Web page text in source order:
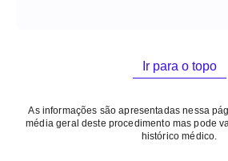
Ir para o topo
As informações são apresentadas nessa
média geral deste procedimento mas pode
histórico médico.